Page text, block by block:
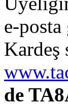
e-
Kardeş
de